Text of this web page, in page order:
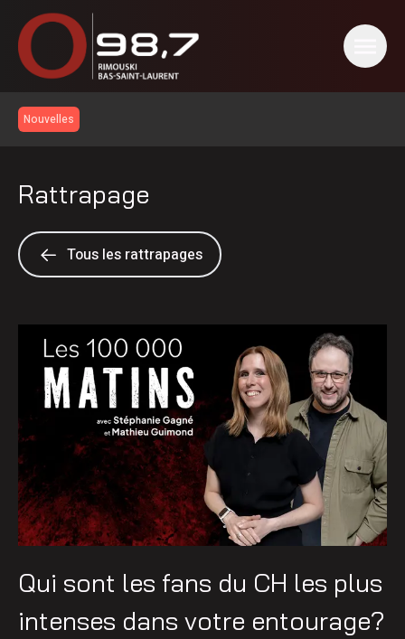
Nouvelles
Rattrapage
Tous les rattrapages
Qui sont les fans du CH les plus
intenses dans votre entourage?